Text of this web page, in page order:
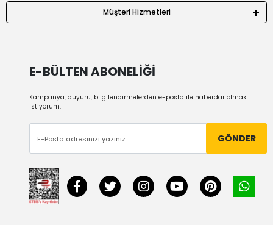
Müşteri Hizmetleri
E-BÜLTEN ABONELİĞİ
Kampanya, duyuru, bilgilendirmelerden e-posta ile haberdar olmak
istiyorum.
GÖNDER